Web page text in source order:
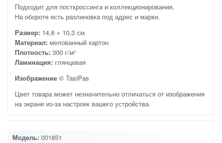
Подходит для посткроссинга и коллекционирования.
На обороте есть разлиновка под адрес и марки.
Размер: 14,6 × 10,3 см
Материал: мелованный картон
Плотность: 300 г/м²
Ламинация: глянцевая
Изображение © TasiPas
Цвет товара может незначительно отличаться от изображения
на экране из-за настроек вашего устройства.
Модель: 001851